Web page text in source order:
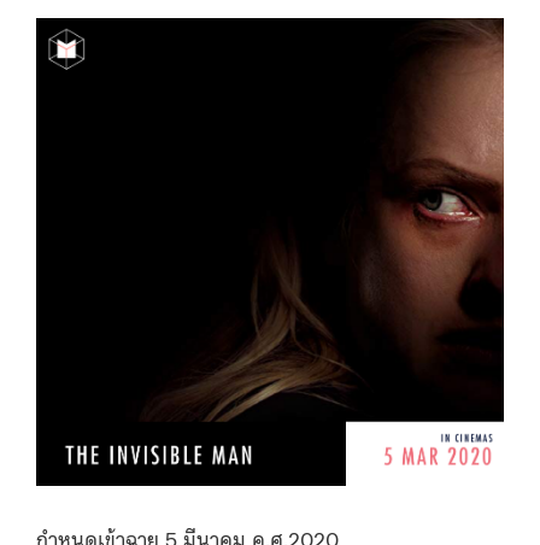
กำหนดเข้าฉาย 5 มีนาคม ค.ศ.2020